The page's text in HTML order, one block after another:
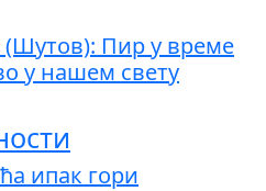
Пир у време
у нашем свету
ипак гори